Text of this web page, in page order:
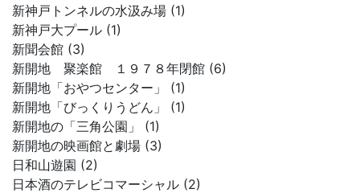
新神戸トンネルの水汲み場 (1)
新神戸大プール (1)
新聞会館 (3)
新開地 聚楽館 １９７８年閉館 (6)
新開地「おやつセンター」 (1)
新開地「びっくりうどん」 (1)
新開地の「三角公園」 (1)
新開地の映画館と劇場 (3)
日和山遊園 (2)
日本酒のテレビコマーシャル (2)